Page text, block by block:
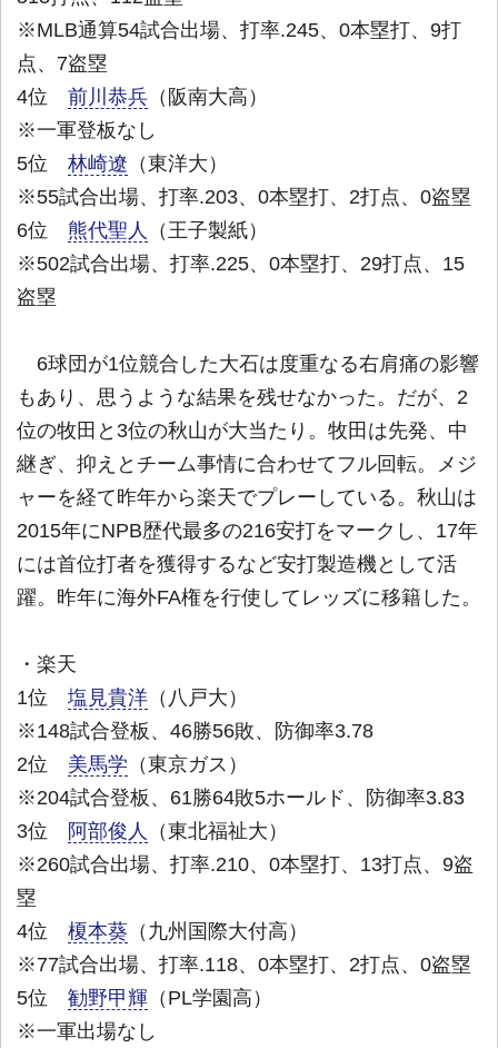
※MLB通算54試合出場、打率.245、0本塁打、9打
点、7盗塁
4位 前川恭兵 （阪南大高）
※一軍登板なし
5位 林崎遼 （東洋大）
※55試合出場、打率.203、0本塁打、2打点、0盗塁
6位 熊代聖人
（王子製紙）
※502試合出場、打率.225、0本塁打、29打点、15
盗塁
6球団が1位競合した大石は度重なる右肩痛の影響
もあり、思うような結果を残せなかった。だが、2
位の牧田と3位の秋山が大当たり。牧田は先発、中
継ぎ、抑えとチーム事情に合わせてフル回転。メジ
ャーを経て昨年から楽天でプレーしている。秋山は
2015年にNPB歴代最多の216安打をマークし、17年
には首位打者を獲得するなど安打製造機として活
躍。昨年に海外FA権を行使してレッズに移籍した。
・楽天
1位 塩見貴洋 （八戸大）
※148試合登板、46勝56敗、防御率3.78
2位 美馬学 （東京ガス）
※204試合登板、61勝64敗5ホールド、防御率3.83
3位
阿部俊人
（東北福祉大）
※260試合出場、打率.210、0本塁打、13打点、9盗
塁
4位 榎本葵 （九州国際大付高）
※77試合出場、打率.118、0本塁打、2打点、0盗塁
5位 勧野甲輝 （PL学園高）
※一軍出場なし